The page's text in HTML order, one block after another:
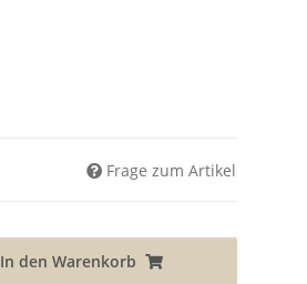
Frage zum Artikel
In den Warenkorb